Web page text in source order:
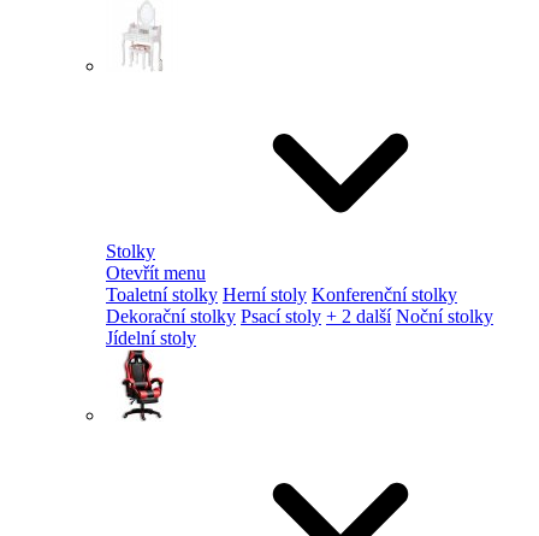
Stolky
Otevřít menu
Toaletní stolky Herní stoly Konferenční stolky
Dekorační stolky Psací stoly + 2 další Noční stolky
Jídelní stoly